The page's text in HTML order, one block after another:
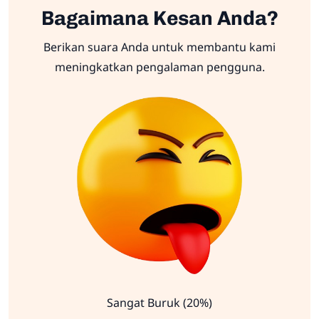
Bagaimana Kesan Anda?
Berikan suara Anda untuk membantu kami
meningkatkan pengalaman pengguna.
Sangat Buruk (20%)